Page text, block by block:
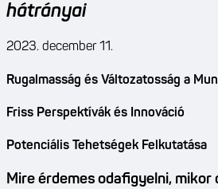
hátrányai
2023. december 11.
Rugalmasság és Változatosság a
Friss Perspektívák és Innováció
Potenciális Tehetségek Felkutatása
Mire érdemes odafigyelni, mikor